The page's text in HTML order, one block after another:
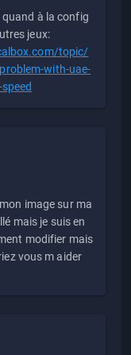
quand à la config
jeux:
topic/
with-uae-
image sur ma
mais je suis en
modifier mais
vous m aider